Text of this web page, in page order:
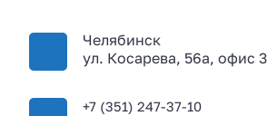
Челябинск
ул. Косарева, 56а, офис 3
+7 (351) 247-37-10